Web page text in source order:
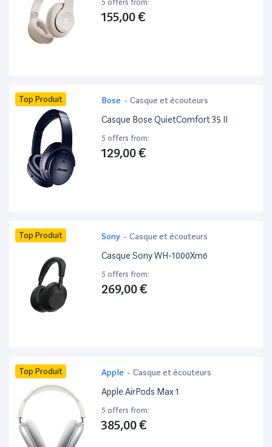
5 offers from:
155,00 €
Top Produit Bose - Casque et écouteurs
Casque Bose QuietComfort 35 II
5 offers from:
129,00 €
Top Produit Sony - Casque et écouteurs
Casque Sony WH-1000Xm6
5 offers from:
269,00 €
Top Produit Apple - Casque et écouteurs
Apple AirPods Max 1
5 offers from:
385,00 €